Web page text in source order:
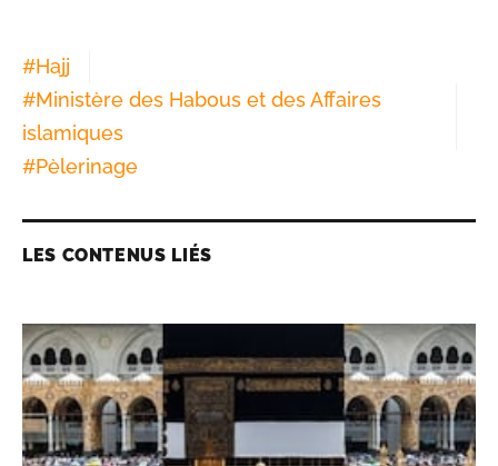
#Hajj
#Ministère des Habous et des Affaires
islamiques
#Pèlerinage
LES CONTENUS LIÉS